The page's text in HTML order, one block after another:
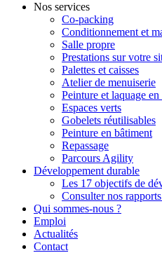
Nos services
Co-packing
Conditionnement et
Salle propre
Prestations sur votre
Palettes et caisses
Atelier de menuiserie
Peinture et laquage en
Espaces verts
Gobelets réutilisables
Peinture en bâtiment
Repassage
Parcours Agility
Développement durable
Les 17 objectifs de
Consulter nos
Qui sommes-nous ?
Emploi
Actualités
Contact